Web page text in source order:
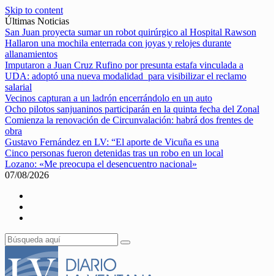
Skip to content
Últimas Noticias
San Juan proyecta sumar un robot quirúrgico al Hospital Rawson
Hallaron una mochila enterrada con joyas y relojes durante
allanamientos
Imputaron a Juan Cruz Rufino por presunta estafa vinculada a
UDA: adoptó una nueva modalidad para visibilizar el reclamo
salarial
Vecinos capturan a un ladrón encerrándolo en un auto
Ocho pilotos sanjuaninos participarán en la quinta fecha del Zonal
Comienza la renovación de Circunvalación: habrá dos frentes de
obra
Gustavo Fernández en LV: “El aporte de Vicuña es una
Cinco personas fueron detenidas tras un robo en un local
Lozano: «Me preocupa el desencuentro nacional»
07/08/2026